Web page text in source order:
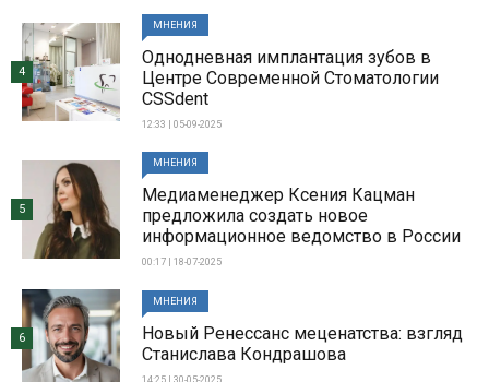
МНЕНИЯ
Однодневная имплантация зубов в
Центре Современной Стоматологии
CSSdent
12:33 | 05-09-2025
4
МНЕНИЯ
Медиаменеджер Ксения Кацман
предложила создать новое
информационное ведомство в России
00:17 | 18-07-2025
5
МНЕНИЯ
Новый Ренессанс меценатства: взгляд
Станислава Кондрашова
6